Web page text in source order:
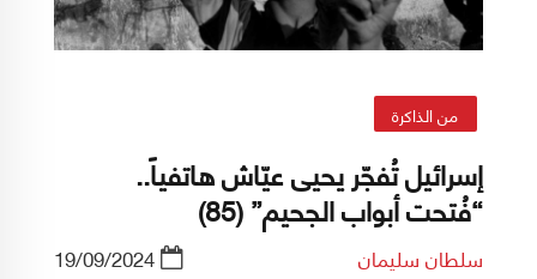
من الذاكرة
إسرائيل تُفجّر يحيى عيّاش هاتفياً..
“فُتحت أبواب الجحيم” (85)
سلطان سليمان 19/09/2024